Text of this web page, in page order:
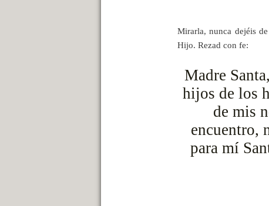
Mirarla, nunca dejéis
Hijo. Rezad con fe:
Madre
hijos de los
de mis
encuentro,
para mí